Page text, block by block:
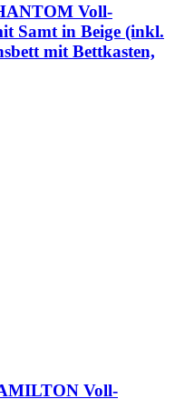
Voll-
Samt in Beige (inkl.
mit Bettkasten,
Voll-